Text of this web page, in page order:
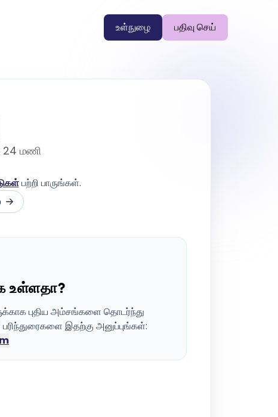
உள்நுழை பதிவு செய்
மணி
பற்றி பாருங்கள்.
உள்ளதா?
புதிய அம்சங்களை தொடர்ந்து
இதற்கு அனுப்புங்கள்: